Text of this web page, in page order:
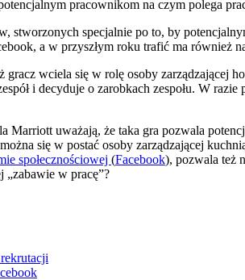
pracownikom na czym polega
stworzonych specjalnie po to, by
a w przyszłym roku trafić ma również
gracz wciela się w rolę osoby zarządzającej
i decyduje o zarobkach zespołu. W
Marriott uważają, że taka gra pozwala
się w postać osoby zarządzającej
społecznościowej (Facebook), pozwala też
„zabawie w pracę”?